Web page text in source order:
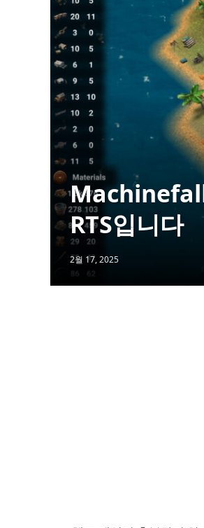
Machinefall
RTS입니다
2월 17, 2025